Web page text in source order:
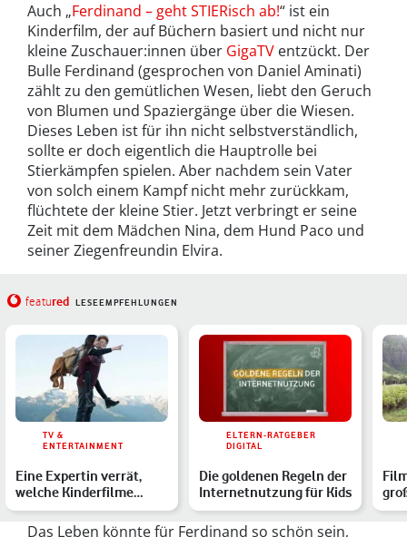
Auch „Ferdinand – geht STIERisch ab!“ ist ein
Kinderfilm, der auf Büchern basiert und nicht nur
kleine Zuschauer:innen über GigaTV entzückt. Der
Bulle Ferdinand (gesprochen von Daniel Aminati)
zählt zu den gemütlichen Wesen, liebt den Geruch
von Blumen und Spaziergänge über die Wiesen.
Dieses Leben ist für ihn nicht selbstverständlich,
sollte er doch eigentlich die Hauptrolle bei
Stierkämpfen spielen. Aber nachdem sein Vater
von solch einem Kampf nicht mehr zurückkam,
flüchtete der kleine Stier. Jetzt verbringt er seine
Zeit mit dem Mädchen Nina, dem Hund Paco und
seiner Ziegenfreundin Elvira.
featured LESEEMPFEHLUNGEN
TV &
ENTERTAINMENT
Eine Expertin verrät,
welche Kinderfilme
deinem Kind guttun
ELTERN-RATGEBER
DIGITAL
Die goldenen Regeln der
Internetnutzung für Kids
Das Leben könnte für Ferdinand so schön sein,